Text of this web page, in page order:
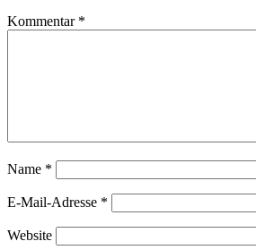
Kommentar *
Name *
E-Mail-Adresse *
Website